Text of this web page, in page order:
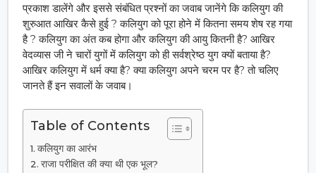
प्रकाश डालेंगे और इससे संबंधित प्रश्नों का जवाब जानेंगे कि कलियुग की
शुरुआत आखिर कैसे हुई ? कलियुग को पूरा होने में कितना समय शेष रह गया
है ? कलियुग का अंत कब होगा और कलियुग की आयु कितनी है? आखिर
वेदव्यास जी ने चारों युगों में कलियुग को ही सर्वश्रेष्ठ युग क्यों बताया है?
आखिर कलियुग में धर्म क्या है? क्या कलियुग अपने चरम पर है? तो चलिए
जानते हैं इन सवालों के जवाब।
Table of Contents
कलियुग का आरंभ
राजा परीक्षित की क्या थी एक भूल?